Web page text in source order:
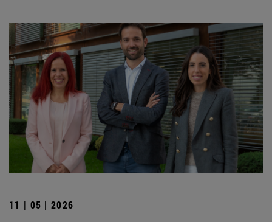
11 | 05 | 2026